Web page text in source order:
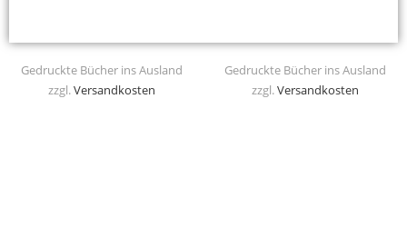
Gedruckte Bücher ins Ausland
zzgl.Versandkosten
Gedruckte Bücher ins Ausland
zzgl.Versandkosten